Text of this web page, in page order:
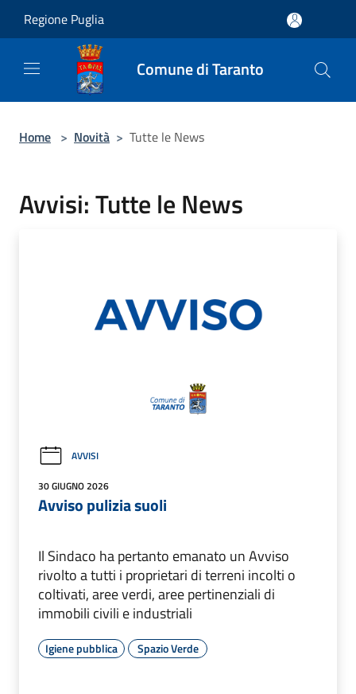
Regione Puglia
Comune di Taranto
Home > Novità > Tutte le News
Avvisi: Tutte le News
AVVISI
30 GIUGNO 2026
Avviso pulizia suoli
Il Sindaco ha pertanto emanato un Avviso
rivolto a tutti i proprietari di terreni incolti o
coltivati, aree verdi, aree pertinenziali di
immobili civili e industriali
Igiene pubblica Spazio Verde